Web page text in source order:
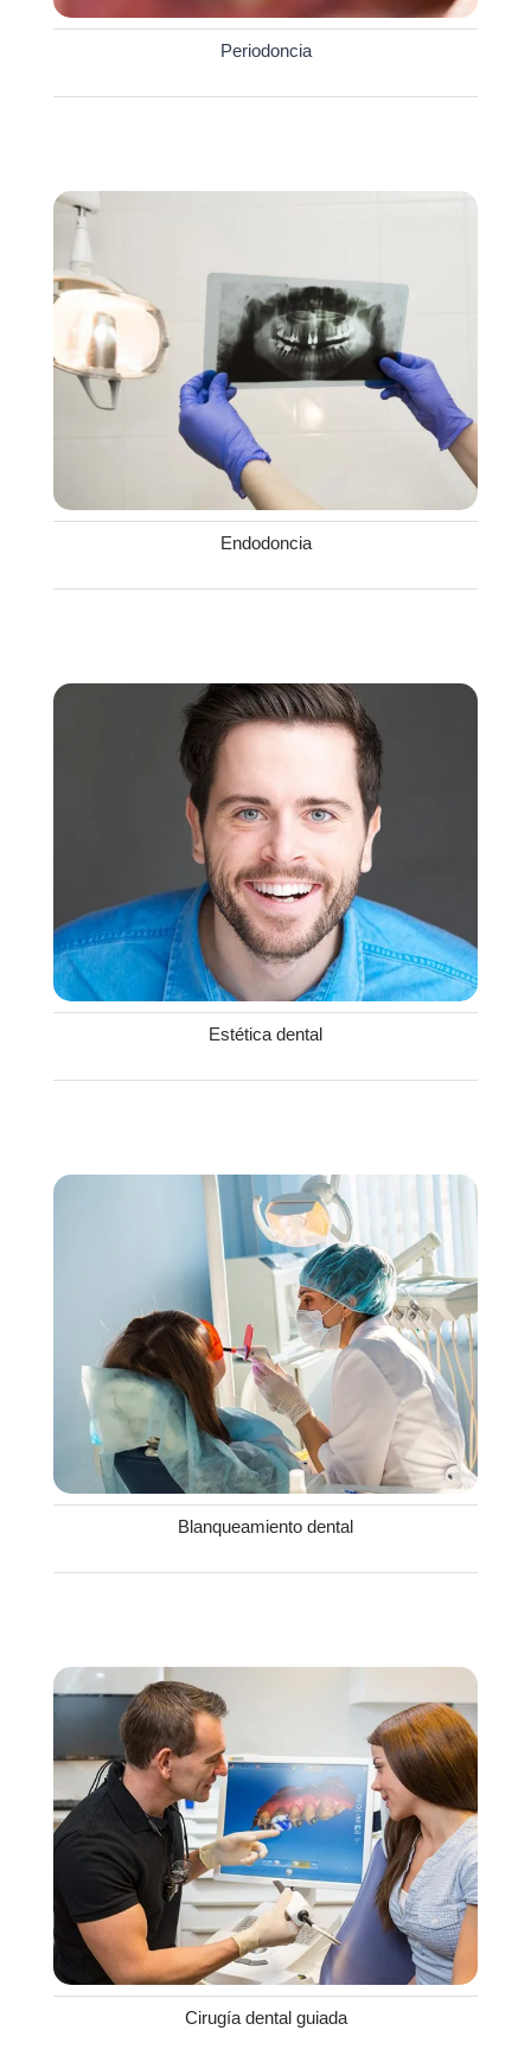
Periodoncia
Endodoncia
Estética dental
Blanqueamiento dental
Cirugía dental guiada